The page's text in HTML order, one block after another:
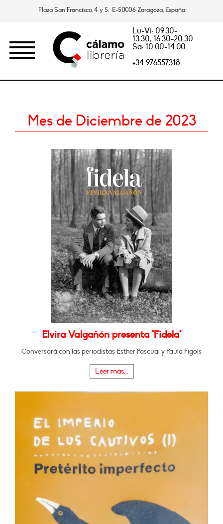
Plaza San Francisco, 4 y 5. E-50006 Zaragoza, España
Lu-Vi: 09.30-
13.30, 16.30-20.30
Sa: 10.00-14.00
+34 976557318
Mes de Diciembre de 2023
Elvira Valgañón presenta "Fidela"
Conversará con las periodistas Esther Pascual y Paula Figols
Leer más...